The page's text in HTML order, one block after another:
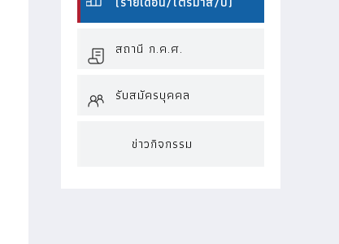
สถานี ก.ค.ศ.
รับสมัครบุคคล
ข่าวกิจกรรม